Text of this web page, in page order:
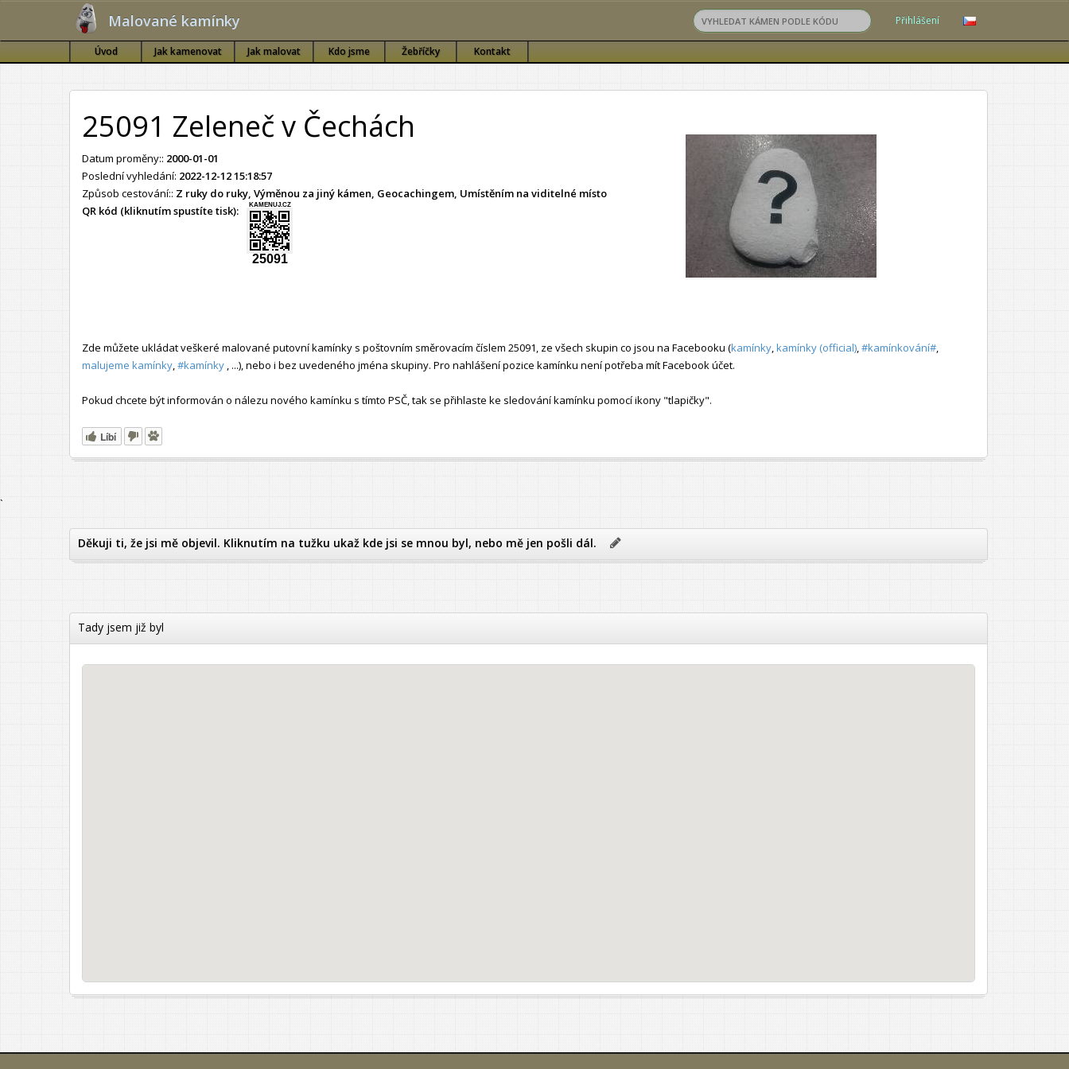
Malované kamínky Přihlášení
Úvod Jak kamenovat Jak malovat Kdo jsme Žebříčky Kontakt
25091 Zeleneč v Čechách
Datum proměny:: 2000-01-01
Poslední vyhledání: 2022-12-12 15:18:57
Způsob cestování:: Z ruky do ruky, Výměnou za jiný kámen, Geocachingem, Umístěním na viditelné místo
QR kód (kliknutím spustíte tisk):
KAMENUJ.CZ
25091
Zde můžete ukládat veškeré malované putovní kamínky s poštovním směrovacím číslem 25091, ze všech skupin co jsou na Facebooku (kamínky kamínky (official) #kamínkování#
malujeme kamínky #kamínky , ...), nebo i bez uvedeného jména skupiny. Pro nahlášení pozice kamínku není potřeba mít Facebook účet.
Pokud chcete být informován o nálezu nového kamínku s tímto PSČ, tak se přihlaste ke sledování kamínku pomocí ikony "tlapičky".
Líbí
`
Děkuji ti, že jsi mě objevil. Kliknutím na tužku ukaž kde jsi se mnou byl, nebo mě jen pošli dál.
Tady jsem již byl